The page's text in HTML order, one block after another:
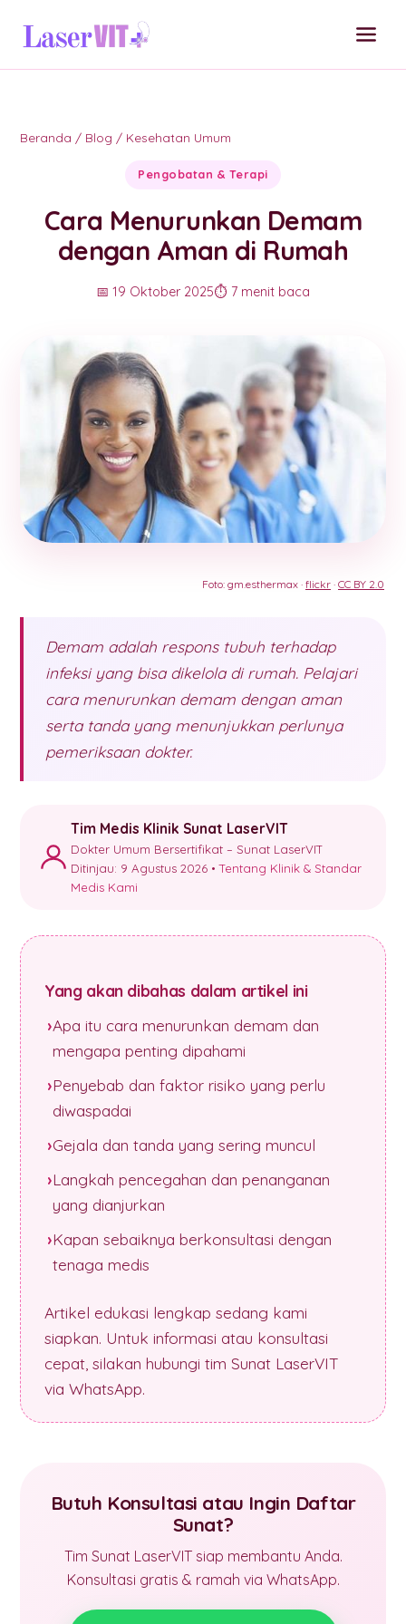
Beranda / Blog / Kesehatan Umum
Pengobatan & Terapi
Cara Menurunkan Demam
dengan Aman di Rumah
📅 19 Oktober 2025⏱️ 7 menit baca
Foto: gm.esthermax · flickr · CC BY 2.0
Demam adalah respons tubuh terhadap
infeksi yang bisa dikelola di rumah. Pelajari
cara menurunkan demam dengan aman
serta tanda yang menunjukkan perlunya
pemeriksaan dokter.
Tim Medis Klinik Sunat LaserVIT
Dokter Umum Bersertifikat – Sunat LaserVIT
Ditinjau: 9 Agustus 2026 •Tentang Klinik & Standar
Medis Kami
Yang akan dibahas dalam artikel ini
Apa itu cara menurunkan demam dan
mengapa penting dipahami
Penyebab dan faktor risiko yang perlu
diwaspadai
Gejala dan tanda yang sering muncul
Langkah pencegahan dan penanganan
yang dianjurkan
Kapan sebaiknya berkonsultasi dengan
tenaga medis
Artikel edukasi lengkap sedang kami
siapkan. Untuk informasi atau konsultasi
cepat, silakan hubungi tim Sunat LaserVIT
via WhatsApp.
Butuh Konsultasi atau Ingin Daftar
Sunat?
Tim Sunat LaserVIT siap membantu Anda.
Konsultasi gratis & ramah via WhatsApp.